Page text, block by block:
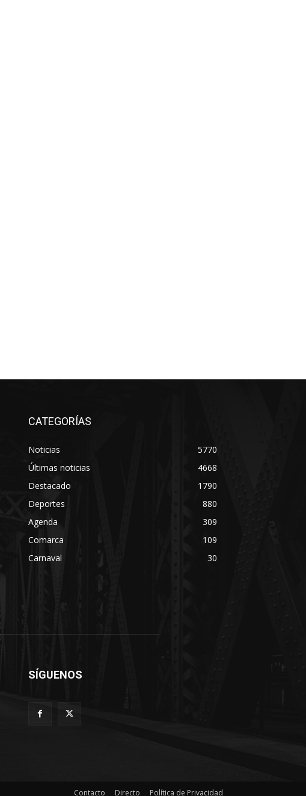
CATEGORÍAS
Noticias
5770
Últimas noticias
4668
Destacado
1790
Deportes
880
Agenda
309
Comarca
109
Carnaval
30
SÍGUENOS
Contacto Directo Política de Privacidad